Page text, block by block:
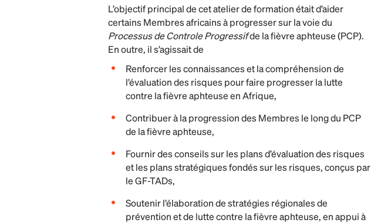
L’objectif principal de cet atelier de formation était d’aider
certains Membres africains à progresser sur la voie du
Processus de Controle Progressifde la fièvre aphteuse (PCP).
En outre, il s’agissait de
Renforcer les connaissances et la compréhension de
l’évaluation des risques pour faire progresser la lutte
contre la fièvre aphteuse en Afrique,
Contribuer à la progression des Membres le long du PCP
de la fièvre aphteuse,
Fournir des conseils sur les plans d’évaluation des risques
et les plans stratégiques fondés sur les risques, conçus par
le GF-TADs,
Soutenir l’élaboration de stratégies régionales de
prévention et de lutte contre la fièvre aphteuse, en appui à